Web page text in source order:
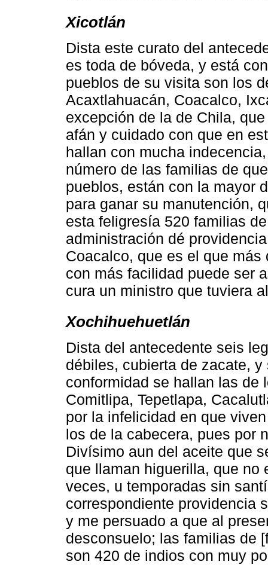
Xicotlán
Dista este curato del
es toda de bóveda, y está
pueblos de su visita son los
Acaxtlahuacán, Coacalco,
excepción de la de Chila,
afán y cuidado con que en
hallan con mucha
número de las familias de
pueblos, están con la mayor
para ganar su manutención,
esta feligresía 520 familias
administración dé
Coacalco, que es el que
con más facilidad puede ser
cura un ministro que tuviera
Xochihuehuetlán
Dista del antecedente seis
débiles, cubierta de zacate,
conformidad se hallan las de
Comitlipa, Tepetlapa,
por la infelicidad en que
los de la cabecera, pues por
Divísimo aun del aceite que
que llaman higuerilla, que no
veces, u temporadas sin
correspondiente providencia
y me persuado a que al
desconsuelo; las familias de
son 420 de indios con muy